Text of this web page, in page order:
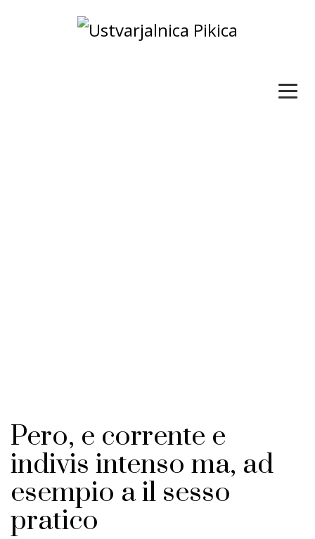
Pero, e corrente e
indivis intenso ma, ad
esempio a il sesso
pratico